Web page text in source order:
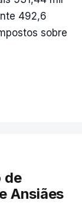
492,6
sobre
de
Ansiães